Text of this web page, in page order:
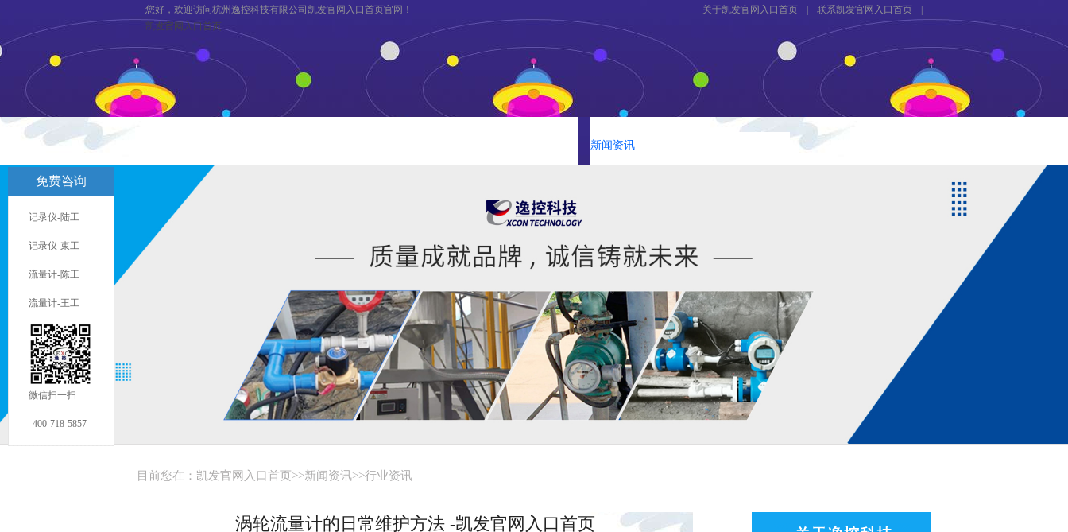
关于凯发官网入口首页 联系凯发官网入口首页
您好，欢迎访问杭州逸控科技有限公司凯发官网入口首页官网！
凯发官网入口首页
新闻资讯
联系凯发官网入口首页
目前您在： 凯发官网入口首页>>新闻资讯>>行业资讯
涡轮流量计的日常维护方法 -凯发官网入口首页
免费咨询
记录仪-陆工
记录仪-束工
流量计-陈工
流量计-王工
微信扫一扫
400-718-5857